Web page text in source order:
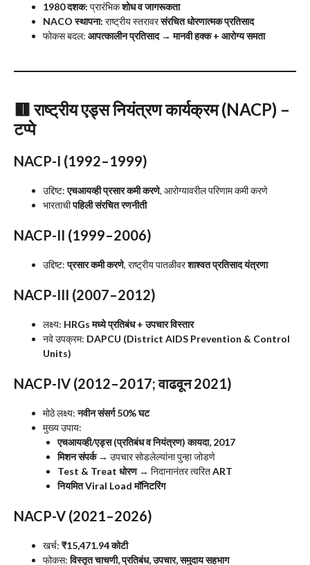
1980 दशक: प्रारंभिकशोध व जागरूकता
NACO स्थापना: राष्ट्रीय स्तरावरसंरचित धोरणात्मक प्रतिसाद
फोकस बदल: आपत्कालीन प्रतिसाद → मानवी हक्क + आरोग्य समता
🟥राष्ट्रीय एड्स नियंत्रण कार्यक्रम (NACP) –
टप्पे
NACP-I (1992–1999)
उद्दिष्ट:एचआयव्ही प्रसार कमी करणे, आरोग्यावरील परिणाम कमी करणे
भारताचीपहिली संरचित रणनीती
NACP-II (1999–2006)
उद्दिष्ट:प्रसार कमी करणे, राष्ट्रीय पातळीवरशाश्वत प्रतिसाद यंत्रणा
NACP-III (2007–2012)
लक्ष्य: HRGs मध्ये प्रतिबंध + उपचार विस्तार
नवे उपक्रम: DAPCU (District AIDS Prevention & Control
Units)
NACP-IV (2012–2017; वाढवून 2021)
मोठे लक्ष्य:नवीन संसर्ग 50% घट
मुख्य उपाय:
एचआयव्ही/एड्स (प्रतिबंध व नियंत्रण) कायदा, 2017
मिशन संपर्क→ उपचार सोडलेल्यांना पुन्हा जोडणे
Test & Treat धोरण→ निदानानंतर त्वरितART
नियमित Viral Load मॉनिटरिंग
NACP-V (2021–2026)
खर्च: ₹15,471.94 कोटी
फोकस:विस्तृत चाचणी, प्रतिबंध, उपचार, समुदाय सहभाग